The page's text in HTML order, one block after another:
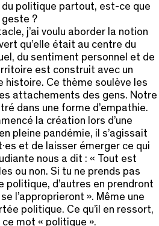
du politique partout, est-ce que
geste ?
j’ai voulu aborder la notion
qu’elle était au centre du
du sentiment personnel et de
est construit avec un
histoire. Ce thème soulève les
attachements des gens. Notre
dans une forme d’empathie.
la création lors d’une
pleine pandémie, il s’agissait
et de laisser émerger ce qui
nous a dit : « Tout est
ou non. Si tu ne prends pas
politique, d’autres en prendront
l’approprieront ». Même une
politique. Ce qu’il en ressort,
mot « politique ».